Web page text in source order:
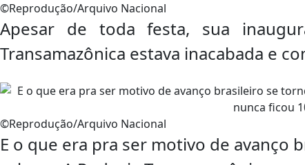
©Reprodução/Arquivo Nacional
Apesar de toda festa, sua
Transamazônica estava inacabada e
©Reprodução/Arquivo Nacional
E o que era pra ser motivo de